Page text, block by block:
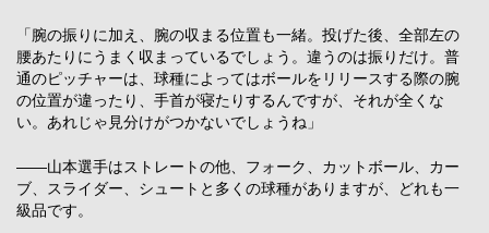
「腕の振りに加え、腕の収まる位置も一緒。投げた後、全部左の
腰あたりにうまく収まっているでしょう。違うのは振りだけ。普
通のピッチャーは、球種によってはボールをリリースする際の腕
の位置が違ったり、手首が寝たりするんですが、それが全くな
い。あれじゃ見分けがつかないでしょうね」
――山本選手はストレートの他、フォーク、カットボール、カー
ブ、スライダー、シュートと多くの球種がありますが、どれも一
級品です。